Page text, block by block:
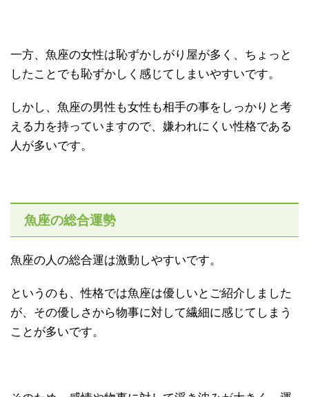
一方、魚座の女性は恥ずかしがり屋が多く、ちょっと
したことでも恥ずかしく感じてしまいやすいです。
しかし、魚座の男性も女性も相手の事をしっかりと考
える力を持っていますので、嫌われにくい性格である
人が多いです。
魚座の総合運勢
魚座の人の総合運は激動しやすいです。
というのも、性格では魚座は優しいとご紹介しました
が、その優しさから物事に対して繊細に感じてしまう
ことが多いです。